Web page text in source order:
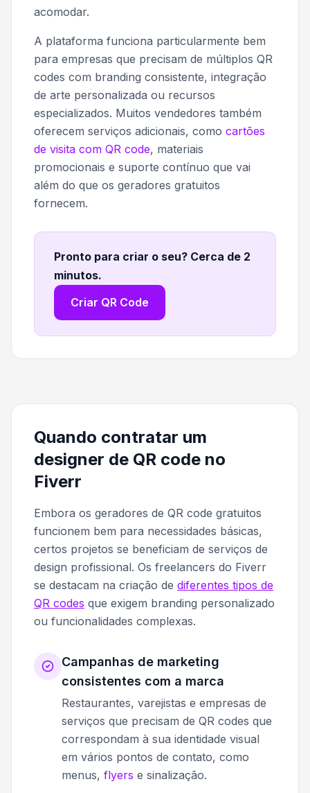
acomodar.
A plataforma funciona particularmente bem
para empresas que precisam de múltiplos QR
codes com branding consistente, integração
de arte personalizada ou recursos
especializados. Muitos vendedores também
oferecem serviços adicionais, como cartões
de visita com QR code, materiais
promocionais e suporte contínuo que vai
além do que os geradores gratuitos
fornecem.
Pronto para criar o seu? Cerca de 2
minutos.
Criar QR Code
Quando contratar um
designer de QR code no
Fiverr
Embora os geradores de QR code gratuitos
funcionem bem para necessidades básicas,
certos projetos se beneficiam de serviços de
design profissional. Os freelancers do Fiverr
se destacam na criação de diferentes tipos de
QR codes que exigem branding personalizado
ou funcionalidades complexas.
Campanhas de marketing
consistentes com a marca
Restaurantes, varejistas e empresas de
serviços que precisam de QR codes que
correspondam à sua identidade visual
em vários pontos de contato, como
menus, flyers e sinalização.